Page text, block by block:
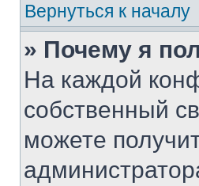
Вернуться к началу
» Почему я
На каждой
собственный
можете